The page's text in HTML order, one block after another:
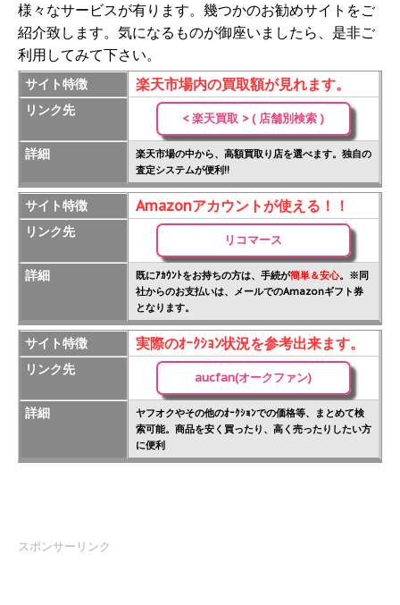
様々なサービスが有ります。幾つかのお勧めサイトをご
紹介致します。気になるものが御座いましたら、是非ご
利用してみて下さい。
サイト特徴 楽天市場内の買取額が見れます。
リンク先
< 楽天買取 > ( 店舗別検索 )
詳細
楽天市場の中から、高額買取り店を選べます。独自の
査定システムが便利!!
サイト特徴 Amazonアカウントが使える！！
リンク先
リコマース
詳細 既にｱｶｳﾝﾄをお持ちの方は、手続が簡単＆安心。※同
社からのお支払いは、メールでのAmazonギフト券
となります。
サイト特徴 実際のｵｰｸｼｮﾝ状況を参考出来ます。
リンク先
aucfan(オークファン)
詳細
ヤフオクやその他のｵｰｸｼｮﾝでの価格等、まとめて検
索可能。商品を安く買ったり、高く売ったりしたい方
に便利
スポンサーリンク